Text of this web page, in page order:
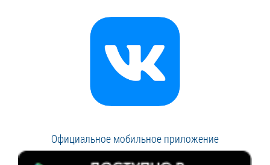
Официальное мобильное приложение